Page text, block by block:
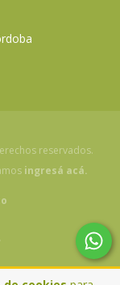
reservados.
ingresá acá.